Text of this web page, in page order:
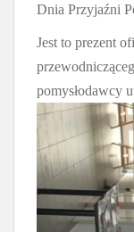
Dnia Przyjaźni
Jest to prezent
pomysłodawcy